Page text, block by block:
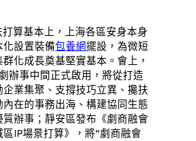
算基本上，上海各區安身本身
化設置裝備包養網擺設，為微短
化成長奠基堅實基本。會上，
辦事中間正式啟用，將從打造
業集聚、支撐技巧立異、攙扶
在的事務出海、構建協同生態
辦事；靜安區發布《劇商融會
IP場景打算》，將“劇商融會